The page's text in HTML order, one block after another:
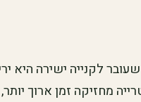
לקנייה ישירה היא
מחזיקה זמן ארוך